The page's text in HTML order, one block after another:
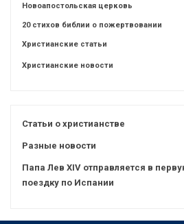
Новоапостольская церковь
20 стихов библии о пожертвовании
Христианские статьи
Христианские новости
Статьи о христианстве
Разные новости
Папа Лев XIV отправляется в
поездку по Испании